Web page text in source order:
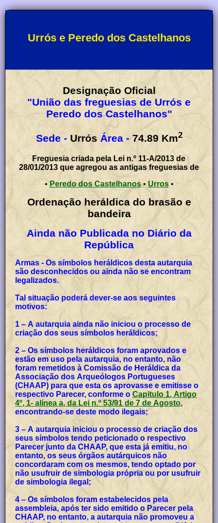
Urrós e Peredo dos Castelhanos
Designação Oficial
"União das freguesias de Urrós e
Peredo dos Castelhanos"
Sede - Urrós Área - 74.89 Km2
Freguesia criada pela Lei n.º 11-A/2013 de
28/01/2013 que agregou as antigas freguesias de
•
Peredo dos Castelhanos• Urros•
Ordenação heráldica do brasão e
bandeira
Ainda não Publicada no Diário da
República
Armas - Os símbolos heráldicos desta autarquia
são desconhecidos ou ainda não se encontram
legalizados.
Tal situação poderá dever-se aos seguintes
motivos:
1 – A autarquia ainda não iniciou o processo de
criação dos seus símbolos heráldicos;
2 – Os símbolos heráldicos foram aprovados e
estão em uso pela autarquia, no entanto, não
foram remetidos à Comissão de Heráldica da
Associação dos Arqueólogos Portugueses
(CHAAP) para que esta os aprovasse e emitisse o
respectivo Parecer, conforme oCapitulo 1, Artigo
4º, 1- alínea a, da Lei n.º 53/91 de 7 de Agosto,
encontrando-se deste modo ilegais;
3 – A autarquia iniciou o processo de criação dos
seus símbolos tendo peticionado o respectivo
Parecer junto da CHAAP, que esta já emitiu, no
entanto, os seus órgãos autárquicos não
concordaram com os mesmos, tendo optado por
não usufruir de simbologia própria ou por usufruir
de simbologia ilegal;
4 – Os símbolos foram estabelecidos pela
assembleia, após ter sido emitido o Parecer pela
CHAAP, no entanto, a autarquia não promoveu a